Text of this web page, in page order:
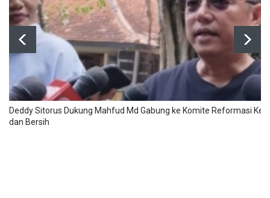
Deddy Sitorus Dukung Mahfud Md Gabung ke Komite Reformasi
dan Bersih